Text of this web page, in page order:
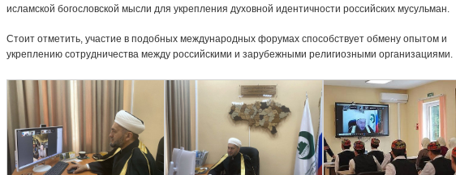
исламской богословской мысли для укрепления духовной идентичности российских мусульман.
Стоит отметить, участие в подобных международных форумах способствует обмену опытом и
укреплению сотрудничества между российскими и зарубежными религиозными организациями.